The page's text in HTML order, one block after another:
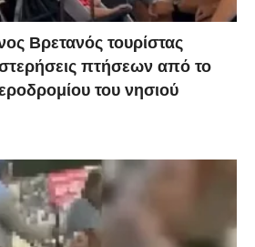
Βρετανός τουρίστας
πτήσεων από το
του νησιού